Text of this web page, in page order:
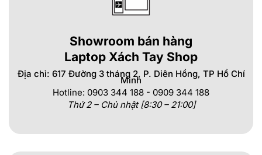
Showroom bán hàng
Laptop Xách Tay Shop
Địa chỉ: 617 Đường 3 tháng 2, P. Diên Hồng, TP Hồ Chí
Minh
Hotline: 0903 344 188 - 0909 344 188
Thứ 2 – Chủ nhật [8:30 – 21:00]